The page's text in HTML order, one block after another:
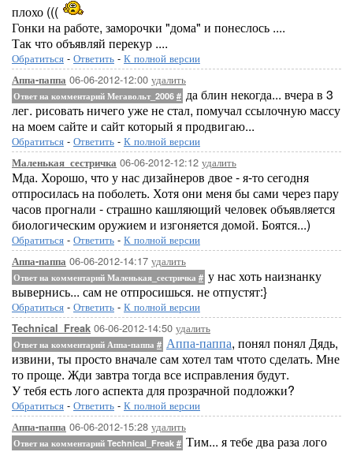
плохо (((
Гонки на работе, заморочки "дома" и понеслось ....
Так что объявляй перекур ....
Обратиться - Ответить - К полной версии
Аппа-паппа 06-06-2012-12:00 удалить
Ответ на комментарий Мегавольт_2006 # да блин некогда... вчера в 3
лег. рисовать ничего уже не стал, помучал ссылочную массу
на моем сайте и сайт который я продвигаю...
Обратиться - Ответить - К полной версии
Маленькая_сестричка 06-06-2012-12:12 удалить
Мда. Хорошо, что у нас дизайнеров двое - я-то сегодня
отпросилась на поболеть. Хотя они меня бы сами через пару
часов прогнали - страшно кашляющий человек объявляется
биологическим оружием и изгоняется домой. Боятся...)
Обратиться - Ответить - К полной версии
Аппа-паппа 06-06-2012-14:17 удалить
Ответ на комментарий Маленькая_сестричка # у нас хоть наизнанку
вывернись... сам не отпросишься. не отпустят:}
Обратиться - Ответить - К полной версии
Technical_Freak 06-06-2012-14:50 удалить
Ответ на комментарий Аппа-паппа # Аппа-паппа, понял понял Дядь,
извини, ты просто вначале сам хотел там чтото сделать. Мне
то проще. Жди завтра тогда все исправления будут.
У тебя есть лого аспекта для прозрачной подложки?
Обратиться - Ответить - К полной версии
Аппа-паппа 06-06-2012-15:28 удалить
Ответ на комментарий Technical_Freak # Тим... я тебе два раза лого